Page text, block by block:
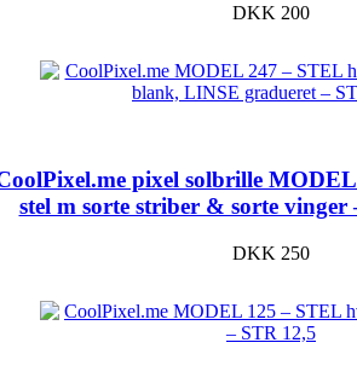
DKK 200
pixel solbrille
stel m sorte striber & sorte vinger
DKK 250